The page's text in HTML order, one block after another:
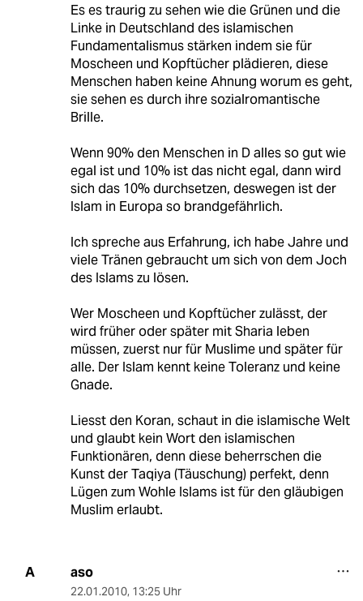
Es es traurig zu sehen wie die Grünen und die
Linke in Deutschland des islamischen
Fundamentalismus stärken indem sie für
Moscheen und Kopftücher plädieren, diese
Menschen haben keine Ahnung worum es geht,
sie sehen es durch ihre sozialromantische
Brille.
Wenn 90% den Menschen in D alles so gut wie
egal ist und 10% ist das nicht egal, dann wird
sich das 10% durchsetzen, deswegen ist der
Islam in Europa so brandgefährlich.
Ich spreche aus Erfahrung, ich habe Jahre und
viele Tränen gebraucht um sich von dem Joch
des Islams zu lösen.
Wer Moscheen und Kopftücher zulässt, der
wird früher oder später mit Sharia leben
müssen, zuerst nur für Muslime und später für
alle. Der Islam kennt keine Toleranz und keine
Gnade.
Liesst den Koran, schaut in die islamische Welt
und glaubt kein Wort den islamischen
Funktionären, denn diese beherrschen die
Kunst der Taqiya (Täuschung) perfekt, denn
Lügen zum Wohle Islams ist für den gläubigen
Muslim erlaubt.
A aso
22.01.2010, 13:25 Uhr